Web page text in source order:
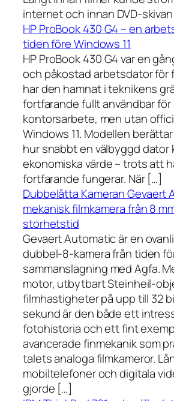
internet och innan DVD-
HP ProBook 430 G4 – en
tiden före Windows 11
HP ProBook 430 G4 var en
och påkostad arbetsdator för
har den hamnat i teknikens
fortfarande fullt användbar för
kontorsarbete, men utan
Windows 11. Modellen
hur snabbt en välbyggd dator
ekonomiska värde – trots att
fortfarande fungerar. När […]
Dubbelåtta Kameran Gevaert
mekanisk filmkamera från 8
storhetstid
Gevaert Automatic är en
dubbel-8-kamera från tiden
sammanslagning med Agfa.
motor, utbytbart Steinheil-
filmhastigheter på upp till 32
sekund är den både ett
fotohistoria och ett fint
avancerade finmekanik som
talets analoga filmkameror.
mobiltelefoner och digitala
gjorde […]